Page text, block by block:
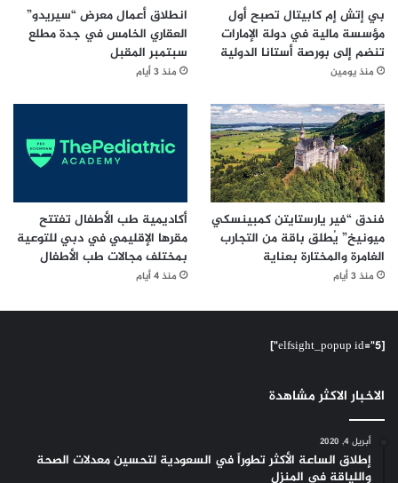
بي إتش إم كابيتال تصبح أول
مؤسسة مالية في دولة الإمارات
تنضم إلى بورصة أستانا الدولية
منذ يومين
انطلاق أعمال معرض “سيريدو”
العقاري الخامس في جدة مطلع
سبتمبر المقبل
منذ 3 أيام
فندق “فير يارستايتن كمبينسكي
ميونيخ” يُطلق باقة من التجارب
الغامرة والمختارة بعناية
منذ 3 أيام
أكاديمية طب الأطفال تفتتح
مقرها الإقليمي في دبي للتوعية
بمختلف مجالات طب الأطفال
منذ 4 أيام
[elfsight_popup id="5"]
الاخبار الاكثر مشاهدة
أبريل 4, 2020
إطلاق الساعة الأكثر تطوراً في السعودية لتحسين معدلات الصحة
واللياقة في المنزل